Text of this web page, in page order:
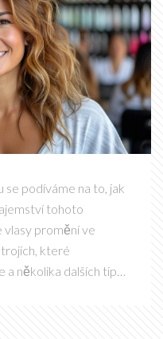
podíváme na to, jak
tohoto
vlasy promění ve
které
několika dalších tipů,